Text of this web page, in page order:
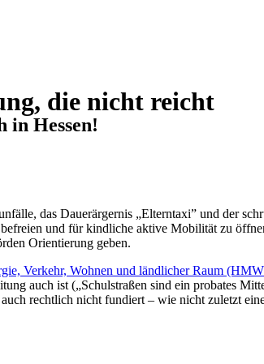
die nicht reicht
in Hessen!
das Dauerärgernis „Elterntaxi” und der
und für kindliche aktive Mobilität zu
Orientierung geben.
Verkehr, Wohnen und ländlicher Raum
auch ist („Schulstraßen sind ein probates
rechtlich nicht fundiert – wie nicht zuletzt